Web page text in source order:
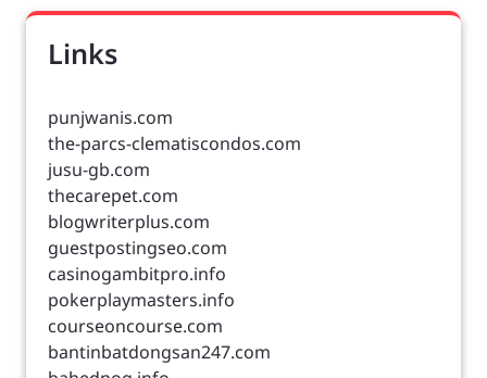
Links
punjwanis.com
the-parcs-clematiscondos.com
jusu-gb.com
thecarepet.com
blogwriterplus.com
guestpostingseo.com
casinogambitpro.info
pokerplaymasters.info
courseoncourse.com
bantinbatdongsan247.com